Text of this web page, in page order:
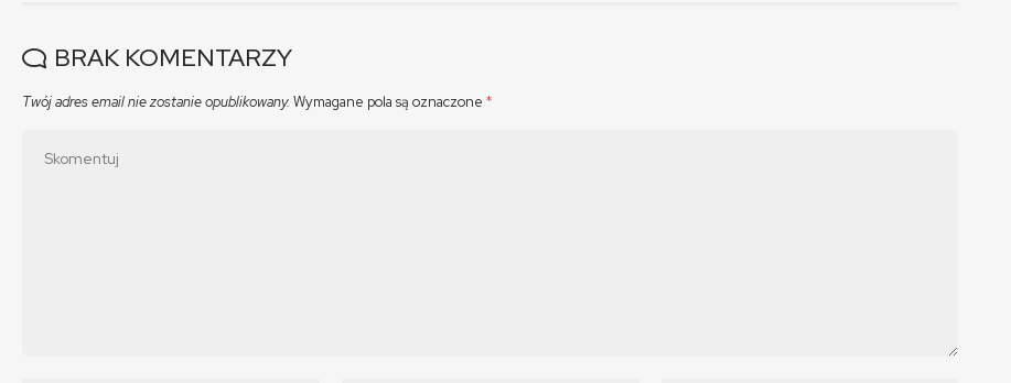
BRAK KOMENTARZY
Twój adres email nie zostanie opublikowany. Wymagane pola są oznaczone *